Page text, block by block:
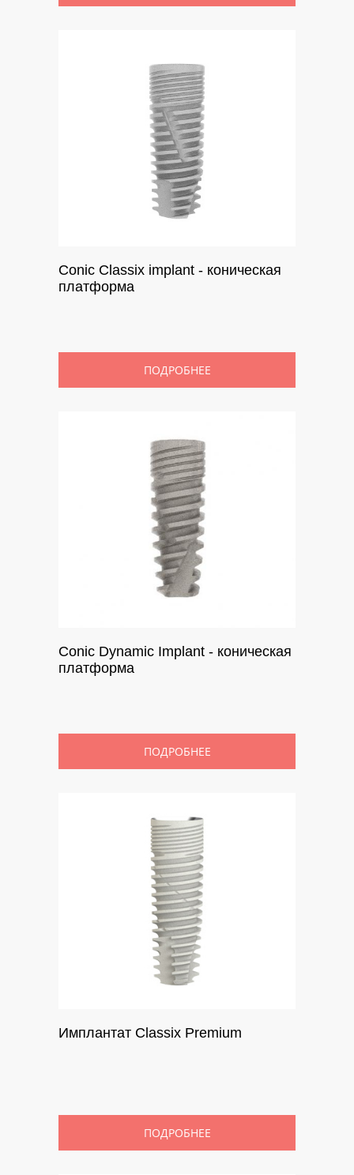
Conic Classix implant - коническая
платформа
ПОДРОБНЕЕ
Conic Dynamic Implant - коническая
платформа
ПОДРОБНЕЕ
Имплантат Classix Premium
ПОДРОБНЕЕ